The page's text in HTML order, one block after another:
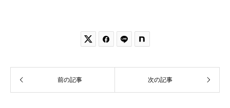
 
前の記事 次の記事